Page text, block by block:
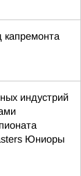
индустрий
Юниоры